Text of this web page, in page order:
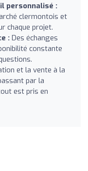
personnalisé :
clermontois et
chaque projet.
: Des échanges
constante
et la vente à la
par la
est pris en